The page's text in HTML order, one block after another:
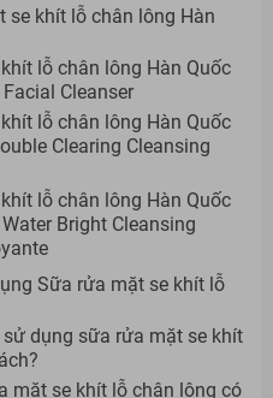
khít lỗ chân lông Hàn
lỗ chân lông Hàn Quốc
Cleanser
lỗ chân lông Hàn Quốc
Clearing Cleansing
lỗ chân lông Hàn Quốc
Bright Cleansing
Sữa rửa mặt se khít lỗ
dụng sữa rửa mặt se khít
mặt se khít lỗ chân lông có